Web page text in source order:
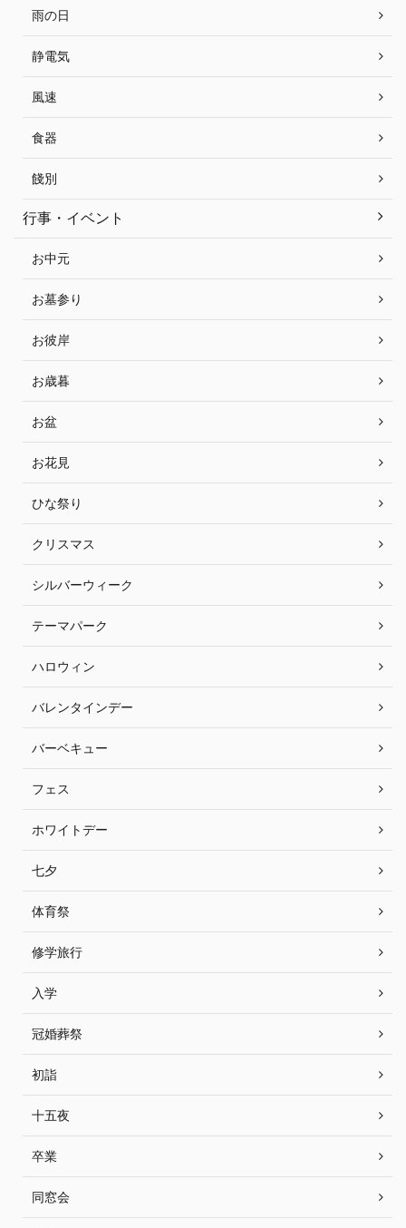
雨の日
静電気
風速
食器
餞別
行事・イベント
お中元
お墓参り
お彼岸
お歳暮
お盆
お花見
ひな祭り
クリスマス
シルバーウィーク
テーマパーク
ハロウィン
バレンタインデー
バーベキュー
フェス
ホワイトデー
七夕
体育祭
修学旅行
入学
冠婚葬祭
初詣
十五夜
卒業
同窓会